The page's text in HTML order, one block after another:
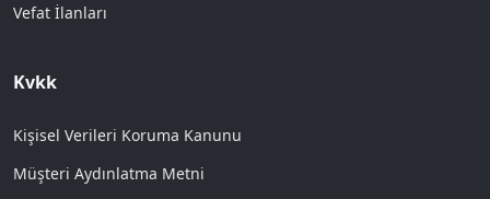
Vefat İlanları
Kvkk
Kişisel Verileri Koruma Kanunu
Müşteri Aydınlatma Metni